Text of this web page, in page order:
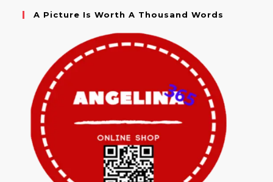
A Picture Is Worth A Thousand Words